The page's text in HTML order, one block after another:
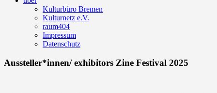
Kulturbüro Bremen
Kulturnetz e.V.
raum404
Impressum
Datenschutz
Aussteller*innen/ exhibitors Zine Festival 2025